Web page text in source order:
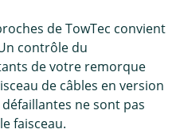
de TowTec convient
contrôle du
de votre remorque
de câbles en version
ne sont pas
faisceau.